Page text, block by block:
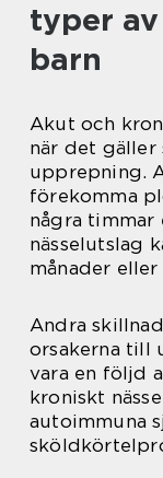
typer
barn
Akut och
när det gäller
upprepning.
förekomma
några timmar
nässelutslag
månader
Andra
orsakerna till
vara en följd
kroniskt
autoimmuna